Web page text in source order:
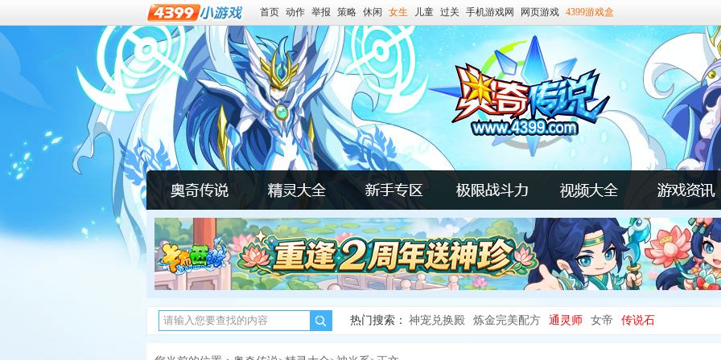
首页 动作 举报 策略 休闲 女生 儿童 过关 手机游戏网 网页游戏 4399游戏盒
热门搜索： 神宠兑换殿 炼金完美配方 通灵师 女帝 传说石